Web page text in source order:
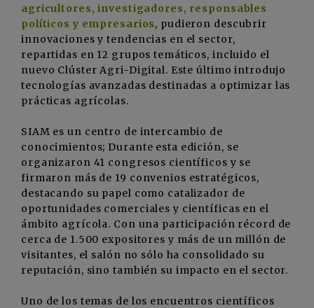
agricultores, investigadores, responsables
políticos y empresarios, pudieron descubrir
innovaciones y tendencias en el sector,
repartidas en 12 grupos temáticos, incluido el
nuevo Clúster Agri-Digital. Este último introdujo
tecnologías avanzadas destinadas a optimizar las
prácticas agrícolas.
SIAM es un centro de intercambio de
conocimientos; Durante esta edición, se
organizaron 41 congresos científicos y se
firmaron más de 19 convenios estratégicos,
destacando su papel como catalizador de
oportunidades comerciales y científicas en el
ámbito agrícola. Con una participación récord de
cerca de 1.500 expositores y más de un millón de
visitantes, el salón no sólo ha consolidado su
reputación, sino también su impacto en el sector.
Uno de los temas de los encuentros científicos